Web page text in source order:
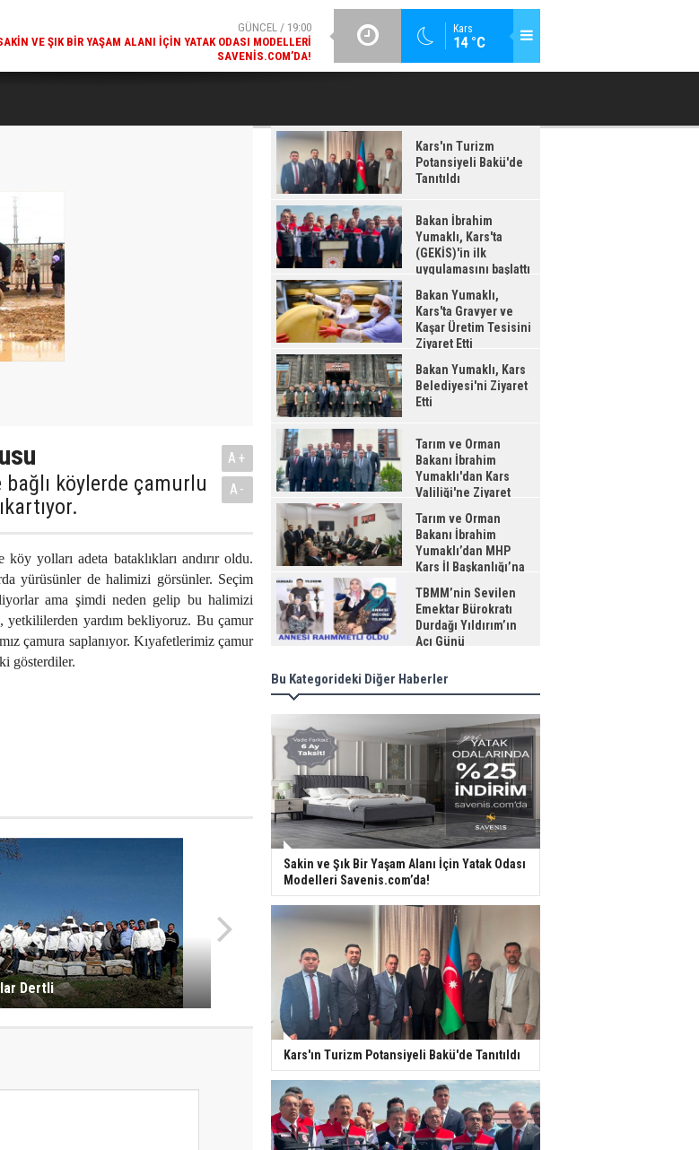
Kars
14 °C
GÜNCEL / 18:38
KARS'IN TURIZM POTANSIYELI BAKÜ'DE TANITILDI
BAKAN İBRAHIM YUMAKLI, KARS'TA (GEKİS)'IN ILK
bağlı köylerde çamurlu
A+
A-
yolları adeta bataklıkları andırır oldu.
yürüsünler de halimizi görsünler. Seçim
ama şimdi neden gelip bu halimizi
yetkililerden yardım bekliyoruz. Bu çamur
çamura saplanıyor. Kıyafetlerimiz çamur
gösterdiler.
Dertli
Kars'ın Turizm
Potansiyeli Bakü'de
Tanıtıldı
Bakan İbrahim
Yumaklı, Kars'ta
(GEKİS)'in ilk
uygulamasını başlattı
Bakan Yumaklı,
Kars'ta Gravyer ve
Kaşar Üretim Tesisini
Ziyaret Etti
Bakan Yumaklı, Kars
Belediyesi'ni Ziyaret
Etti
Tarım ve Orman
Bakanı İbrahim
Yumaklı'dan Kars
Valiliği'ne Ziyaret
Tarım ve Orman
Bakanı İbrahim
Yumaklı’dan MHP
Kars İl Başkanlığı’na
Ziyaret
TBMM’nin Sevilen
Emektar Bürokratı
Durdağı Yıldırım’ın
Acı Günü
Bu Kategorideki Diğer Haberler
Sakin ve Şık Bir Yaşam Alanı İçin Yatak Odası
Modelleri Savenis.com’da!
Kars'ın Turizm Potansiyeli Bakü'de Tanıtıldı